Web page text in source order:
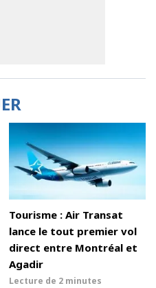
Tourisme : Air Transat
lance le tout premier vol
direct entre Montréal et
Agadir
Lecture de 2 minutes